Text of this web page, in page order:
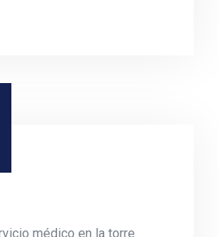
médico en la torre